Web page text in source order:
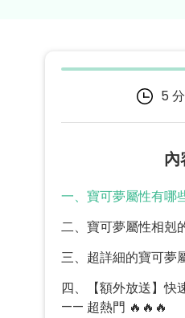
5
內
一、寶可夢屬性有哪
二、寶可夢屬性相剋
三、超詳細的寶可夢
四、【額外放送】快
—— 超熱門 🔥🔥🔥